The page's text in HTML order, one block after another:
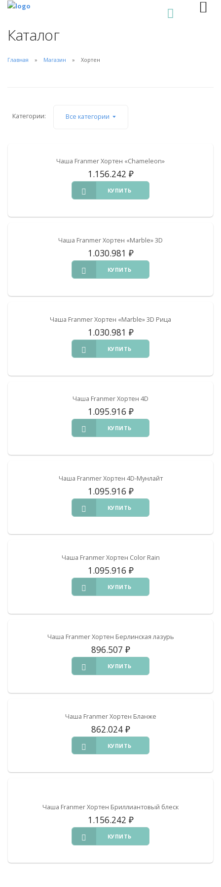
Каталог
Главная Магазин Хортен
Категории: Все категории
Чаша Franmer Хортен «Chameleon»
1.156.242 ₽
КУПИТЬ
Чаша Franmer Хортен «Marble» 3D
1.030.981 ₽
КУПИТЬ
Чаша Franmer Хортен «Marble» 3D Рица
1.030.981 ₽
КУПИТЬ
Чаша Franmer Хортен 4D
1.095.916 ₽
КУПИТЬ
Чаша Franmer Хортен 4D-Мунлайт
1.095.916 ₽
КУПИТЬ
Чаша Franmer Хортен Color Rain
1.095.916 ₽
КУПИТЬ
Чаша Franmer Хортен Берлинская лазурь
896.507 ₽
КУПИТЬ
Чаша Franmer Хортен Бланже
862.024 ₽
КУПИТЬ
Чаша Franmer Хортен Бриллиантовый блеск
1.156.242 ₽
КУПИТЬ